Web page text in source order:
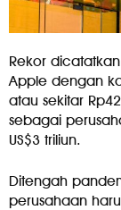
Rekor
Apple dengan
atau sekitar
sebagai
US$3 triliun.
Ditengah
perusahaan